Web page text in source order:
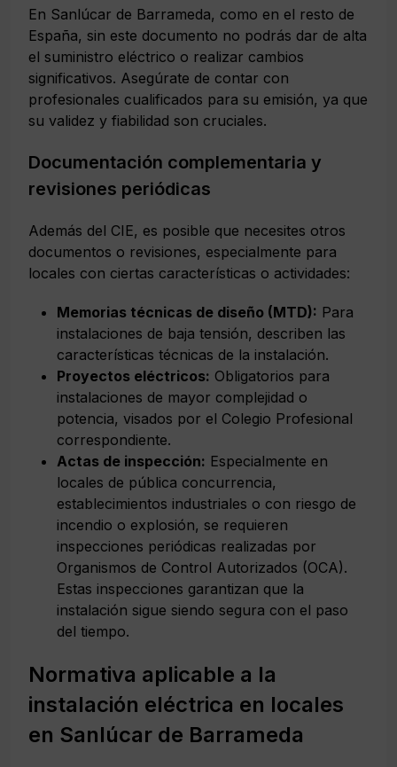
En Sanlúcar de Barrameda, como en el resto de
España, sin este documento no podrás dar de alta
el suministro eléctrico o realizar cambios
significativos. Asegúrate de contar con
profesionales cualificados para su emisión, ya que
su validez y fiabilidad son cruciales.
Documentación complementaria y
revisiones periódicas
Además del CIE, es posible que necesites otros
documentos o revisiones, especialmente para
locales con ciertas características o actividades:
Memorias técnicas de diseño (MTD): Para
instalaciones de baja tensión, describen las
características técnicas de la instalación.
Proyectos eléctricos: Obligatorios para
instalaciones de mayor complejidad o
potencia, visados por el Colegio Profesional
correspondiente.
Actas de inspección: Especialmente en
locales de pública concurrencia,
establecimientos industriales o con riesgo de
incendio o explosión, se requieren
inspecciones periódicas realizadas por
Organismos de Control Autorizados (OCA).
Estas inspecciones garantizan que la
instalación sigue siendo segura con el paso
del tiempo.
Normativa aplicable a la
instalación eléctrica en locales
en Sanlúcar de Barrameda